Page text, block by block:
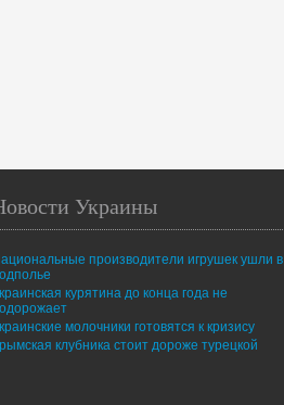
Украины
производители игрушек ушли в
курятина до конца года не
молочники готовятся к кризису
клубника стоит дороже турецкой